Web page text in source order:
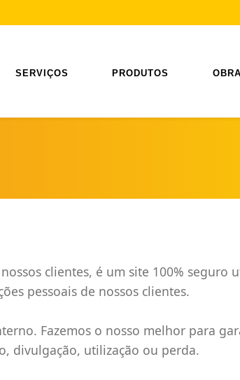
SERVIÇOS PRODUTOS
clientes, é um site 100% seguro
pessoais de nossos clientes.
Fazemos o nosso melhor para
divulgação, utilização ou perda.